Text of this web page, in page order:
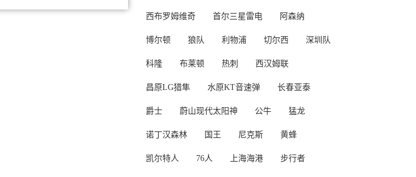
西布罗姆维奇 首尔三星雷电 阿森纳
博尔顿 狼队 利物浦 切尔西 深圳队
科隆 布莱顿 热刺 西汉姆联
昌原LG猎隼 水原KT音速弹 长春亚泰
爵士 蔚山现代太阳神 公牛 猛龙
诺丁汉森林 国王 尼克斯 黄蜂
凯尔特人 76人 上海海港 步行者